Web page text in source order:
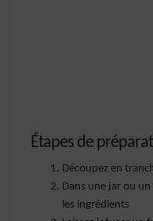
Étapes de
Découpez en
Dans une jar ou
les ingrédients